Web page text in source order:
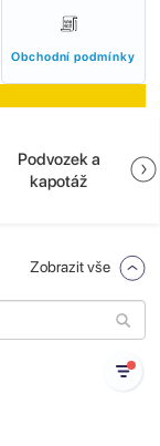
Obchodní podmínky
Podvozek a
kapotáž
Zobrazit vše